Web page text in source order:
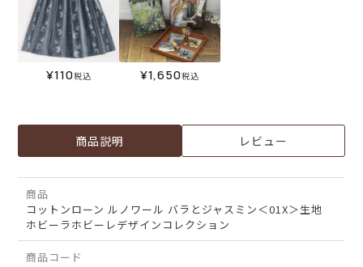
¥110税込 ¥1,650税込
商品説明 レビュー
商品
コットンローン ルノワール バラとジャスミン＜01X＞生地
ホビーラホビーレデザインコレクション
商品コード